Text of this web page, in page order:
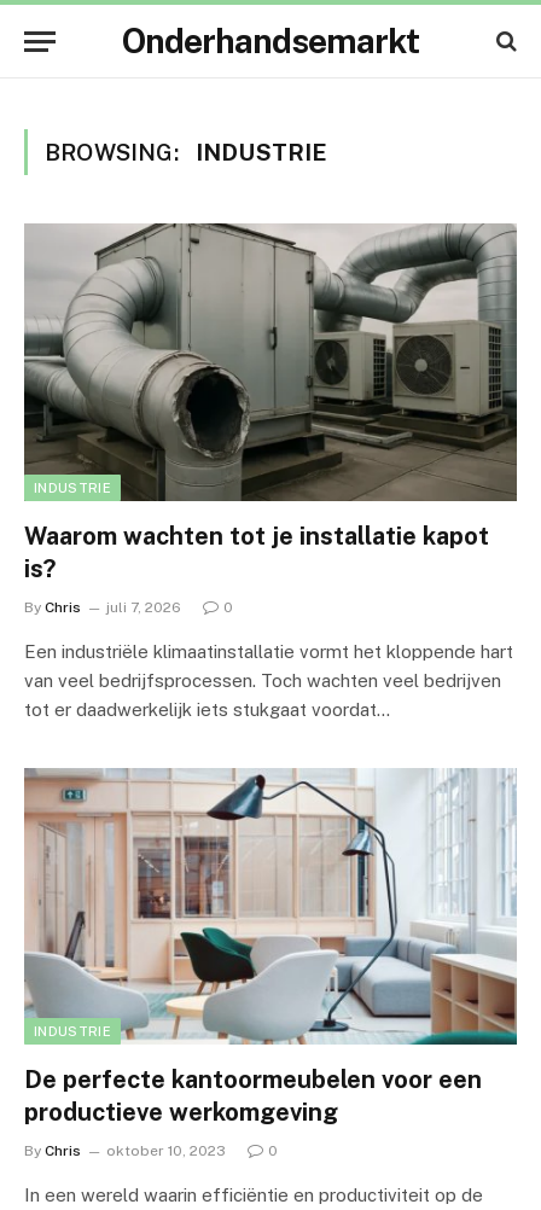
Onderhandsemarkt
BROWSING: INDUSTRIE
INDUSTRIE
Waarom wachten tot je installatie kapot
is?
By Chris juli 7, 2026 0
Een industriële klimaatinstallatie vormt het kloppende hart
van veel bedrijfsprocessen. Toch wachten veel bedrijven
tot er daadwerkelijk iets stukgaat voordat…
INDUSTRIE
De perfecte kantoormeubelen voor een
productieve werkomgeving
By Chris oktober 10, 2023 0
In een wereld waarin efficiëntie en productiviteit op de